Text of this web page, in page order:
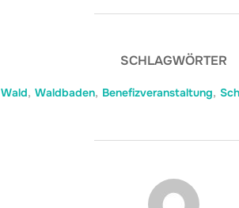
SCHLAGWÖRTER
Wald, Waldbaden, Benefizveranstaltung,
BEITRAGSAUTOR